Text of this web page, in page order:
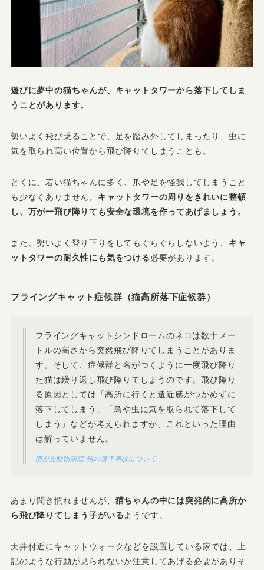
遊びに夢中の猫ちゃんが、キャットタワーから落下してしま
うことがあります。
勢いよく飛び乗ることで、足を踏み外してしまったり、虫に
気を取られ高い位置から飛び降りてしまうことも。
とくに、若い猫ちゃんに多く、爪や足を怪我してしまうこと
も少なくありません。 キャットタワーの周りをきれいに整頓
し、万が一飛び降りても安全な環境を作ってあげましょう。
また、勢いよく登り下りをしてもぐらぐらしないよう、 キャ
ットタワーの耐久性にも気をつける必要があります。
フライングキャット症候群（猫高所落下症候群）
フライングキャットシンドロームのネコは数十メー
トルの高さから突然飛び降りてしまうことがありま
す。そして、症候群と名がつくように一度飛び降り
た猫は繰り返し飛び降りてしまうのです。飛び降り
る原因としては「高所に行くと遠近感がつかめずに
落下してしまう」「鳥や虫に気を取られて落下して
しまう」などが考えられますが、これといった理由
は解っていません。
南が丘動物病院-猫の落下事故について-
あまり聞き慣れませんが、 猫ちゃんの中には突発的に高所か
ら飛び降りてしまう子がいるようです。
天井付近にキャットウォークなどを設置している家では、上
記のような行動が見られないか注意してあげる必要がありそ